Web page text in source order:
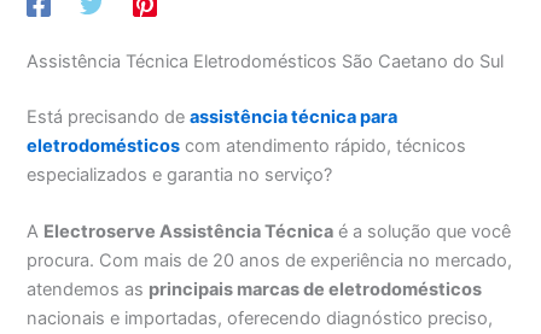
Assistência Técnica Eletrodomésticos São Caetano do Sul
Está precisando deassistência técnica para
eletrodomésticos com atendimento rápido, técnicos
especializados e garantia no serviço?
A Electroserve Assistência Técnica é a solução que você
procura. Com mais de 20 anos de experiência no mercado,
atendemos as principais marcas de eletrodomésticos
nacionais e importadas, oferecendo diagnóstico preciso,